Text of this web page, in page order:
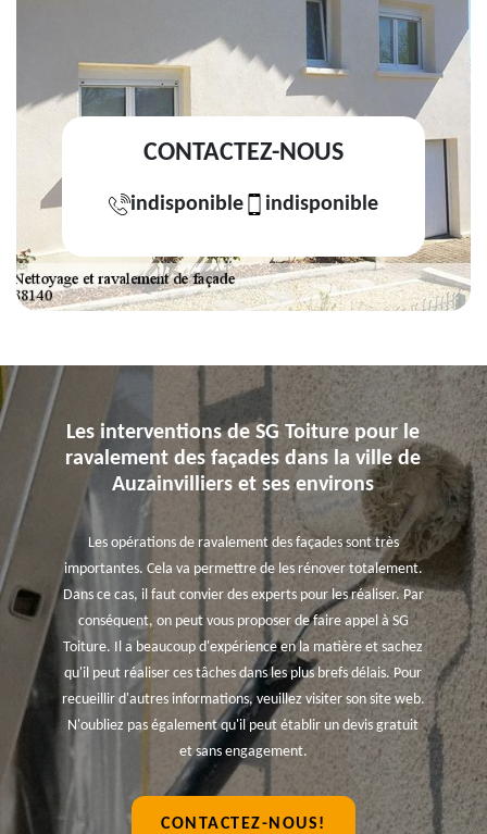
CONTACTEZ-NOUS
indisponible indisponible
Les interventions de SG Toiture pour le
ravalement des façades dans la ville de
Auzainvilliers et ses environs
Les opérations de ravalement des façades sont très
importantes. Cela va permettre de les rénover totalement.
Dans ce cas, il faut convier des experts pour les réaliser. Par
conséquent, on peut vous proposer de faire appel à SG
Toiture. Il a beaucoup d'expérience en la matière et sachez
qu'il peut réaliser ces tâches dans les plus brefs délais. Pour
recueillir d'autres informations, veuillez visiter son site web.
N'oubliez pas également qu'il peut établir un devis gratuit
et sans engagement.
CONTACTEZ-NOUS!